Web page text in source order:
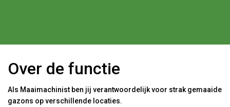
Over de functie
Als Maaimachinist ben jij verantwoordelijk voor strak gemaaide
gazons op verschillende locaties.